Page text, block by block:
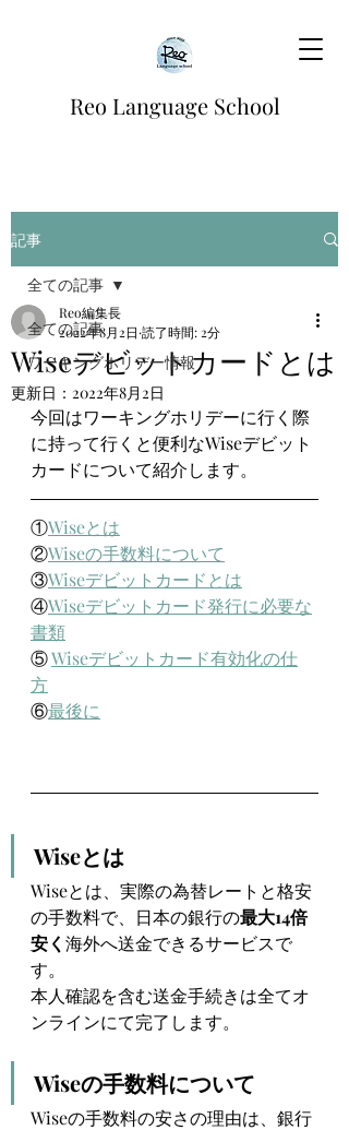
Reo Language School
記事
全ての記事
ワーキングホリデー情報
全ての記事
Wiseデビットカードとは
Reo編集長
2022年8月2日 読了時間: 2分
更新日： 2022年8月2日
今回はワーキングホリデーに行く際
に持って行くと便利なWiseデビット
カードについて紹介します。
①Wiseとは
②Wiseの手数料について
③Wiseデビットカードとは
④Wiseデビットカード発行に必要な
書類
⑤ Wiseデビットカード有効化の仕
方
⑥最後に
Wiseとは
Wiseとは、実際の為替レートと格安
の手数料で、日本の銀行の最大14倍
安く 海外へ送金できるサービスで
す。
本人確認を含む送金手続きは全てオ
ンラインにて完了します。
Wiseの手数料について
Wiseの手数料の安さの理由は、銀行